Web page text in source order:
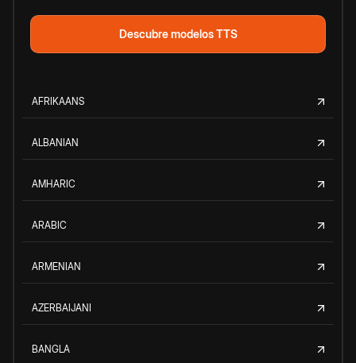
Descubre modelos TTS
AFRIKAANS
ALBANIAN
AMHARIC
ARABIC
ARMENIAN
AZERBAIJANI
BANGLA